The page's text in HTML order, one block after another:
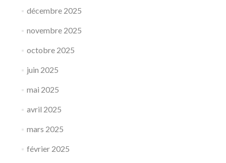
décembre 2025
novembre 2025
octobre 2025
juin 2025
mai 2025
avril 2025
mars 2025
février 2025